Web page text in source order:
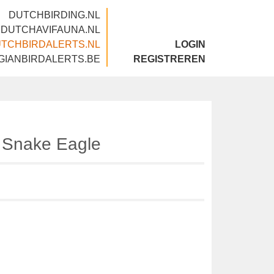
DUTCHBIRDING.NL
DUTCHAVIFAUNA.NL
DUTCHBIRDALERTS.NL
LOGIN
REGISTREREN
Snake Eagle